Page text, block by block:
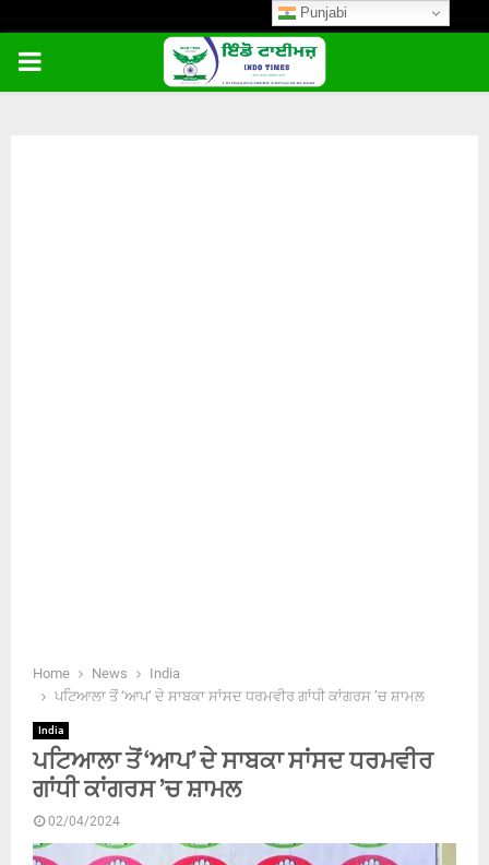
PRIMARY
Home News
India
ਪਟਿਆਲਾ ਤੋਂ ‘ਆਪ’ ਦੇ ਸਾਬਕਾ ਸਾਂਸਦ ਧਰਮਵੀਰ ਗਾਂਧੀ ਕਾਂਗਰਸ ’ਚ ਸ਼ਾਮਲ
India
ਪਟਿਆਲਾ ਤੋਂ ‘ਆਪ’ ਦੇ ਸਾਬਕਾ ਸਾਂਸਦ ਧਰਮਵੀਰ
ਗਾਂਧੀ ਕਾਂਗਰਸ ’ਚ ਸ਼ਾਮਲ
02/04/2024
Punjabi